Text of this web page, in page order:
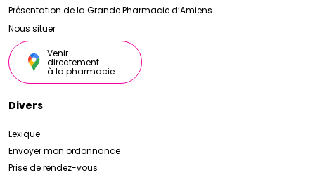
Présentation de la Grande Pharmacie d’Amiens
Nous situer
Venir
directement
à la pharmacie
Divers
Lexique
Envoyer mon ordonnance
Prise de rendez-vous